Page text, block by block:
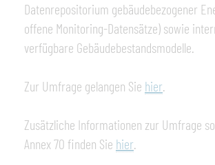
Datenrepositorium gebäudebezogener
offene Monitoring-Datensätze) sowie
verfügbare Gebäudebestandsmodelle.
Zur Umfrage gelangen Sie hier.
Zusätzliche Informationen zur Umfrage
Annex 70 finden Sie hier.